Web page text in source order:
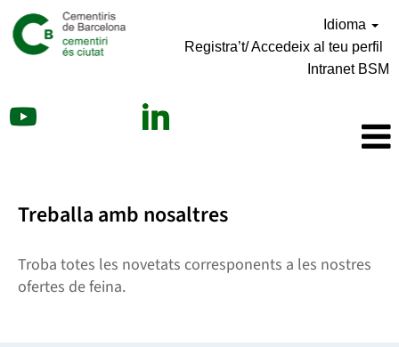
Idioma
Registra’t/ Accedeix al teu perfil
Intranet BSM
Treballa amb nosaltres
Troba totes les novetats corresponents a les nostres
ofertes de feina.